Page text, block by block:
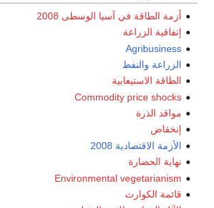
الوسطى 2008